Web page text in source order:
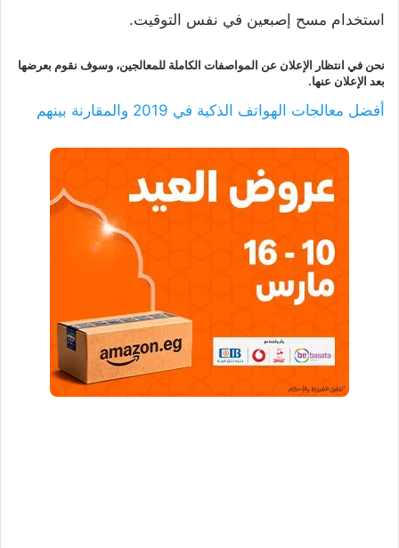
استخدام مسح إصبعين في نفس التوقيت.
نحن في انتظار الإعلان عن المواصفات الكاملة للمعالجين، وسوف نقوم بعرضها
بعد الإعلان عنها.
أفضل معالجات الهواتف الذكية في 2019 والمقارنة بينهم